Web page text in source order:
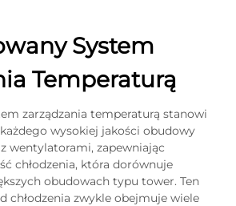
System
Temperaturą
zarządzania temperaturą stanowi
wysokiej jakości obudowy
wentylatorami, zapewniając
chłodzenia, która dorównuje
obudowach typu tower. Ten
chłodzenia zwykle obejmuje wiele